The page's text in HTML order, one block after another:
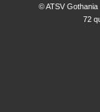
© ATSV
72